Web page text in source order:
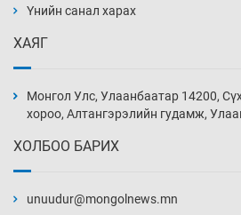
нэмэгджээ
15 цаг 30 мин
16 цаг 0 мин
Үнийн санал харах
ХАЯГ
Монгол Улс, Улаанбаатар 14200,
хороо, Алтангэрэлийн гудамж,
ХОЛБОО БАРИХ
unuudur@mongolnews.mn